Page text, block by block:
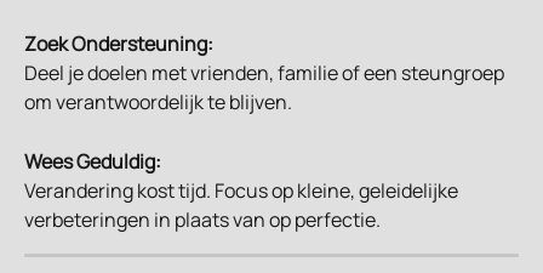
Zoek Ondersteuning:
Deel je doelen met vrienden, familie of een steungroep
om verantwoordelijk te blijven.
Wees Geduldig:
Verandering kost tijd. Focus op kleine, geleidelijke
verbeteringen in plaats van op perfectie.